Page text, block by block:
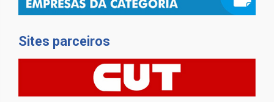
Sites parceiros